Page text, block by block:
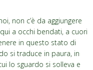
non c’è da aggiungere
a occhi bendati, a cuori
in questo stato di
si traduce in paura, in
lo sguardo si solleva e